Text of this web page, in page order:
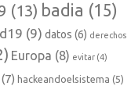
(13) badia (15)
(9) datos (6) derechos
Europa (8) evitar (4)
(7) hackeandoelsistema (5)